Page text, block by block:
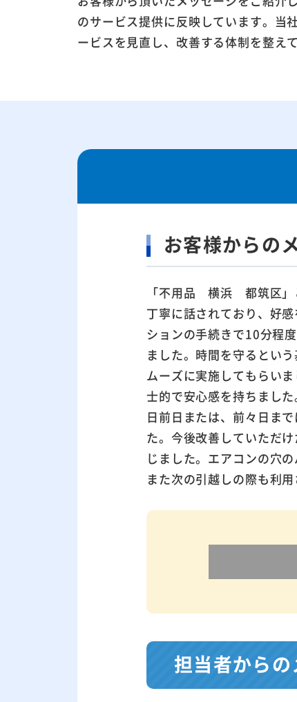
のサービス提供に反映しています。当
ービスを見直し、改善する体制を整え
お客様からの
「不用品 横浜 都筑区」
丁寧に話されており、好
ションの手続きで10分程
ました。時間を守るとい
ムーズに実施してもらい
士的で安心感を持ちまし
日前日または、前々日ま
た。今後改善していただ
じました。エアコンの穴
また次の引越しの際も利
担当者から